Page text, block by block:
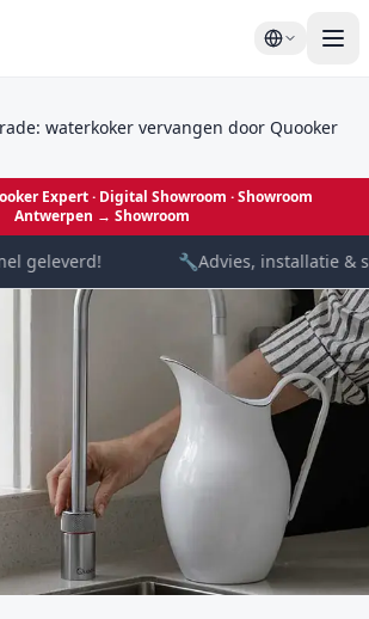
waterkoker vervangen door Quooker
Expert · Digital Showroom · Showroom
Antwerpen → Showroom
geleverd! 🔧Advies, installatie &